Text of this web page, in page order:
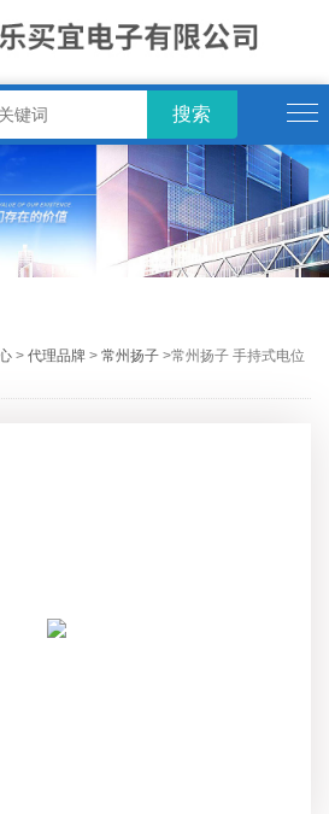
>代理品牌 >常州扬子 >常州扬子 手持式电位